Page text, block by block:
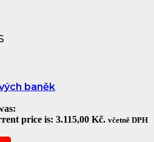
baněk
price is: 3.115,00 Kč. včetně DPH